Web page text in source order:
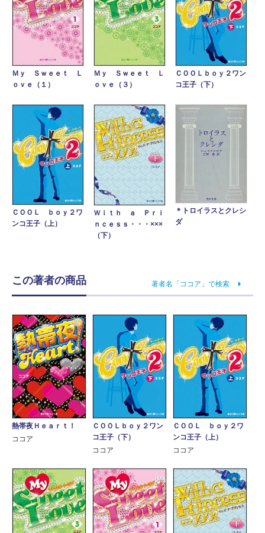
Ｍｙ Ｓｗｅｅｔ Ｌ
ｏｖｅ（１）
Ｍｙ Ｓｗｅｅｔ Ｌ
ｏｖｅ（３）
ＣＯＯＬｂｏｙ２ワン
コ王子（下）
ＣＯＯＬ ｂｏｙ２ワ
ンコ王子（上）
Ｗｉｔｈ ａ Ｐｒｉ
ｎｃｅｓｓ・・・×××
（下）
＊トロイラスとクレシ
ダ
この著者の商品 著者名「ココア」で検索
熱帯夜Ｈｅａｒｔ！
ココア
ＣＯＯＬｂｏｙ２ワン
コ王子（下）
ココア
ＣＯＯＬ ｂｏｙ２ワ
ンコ王子（上）
ココア